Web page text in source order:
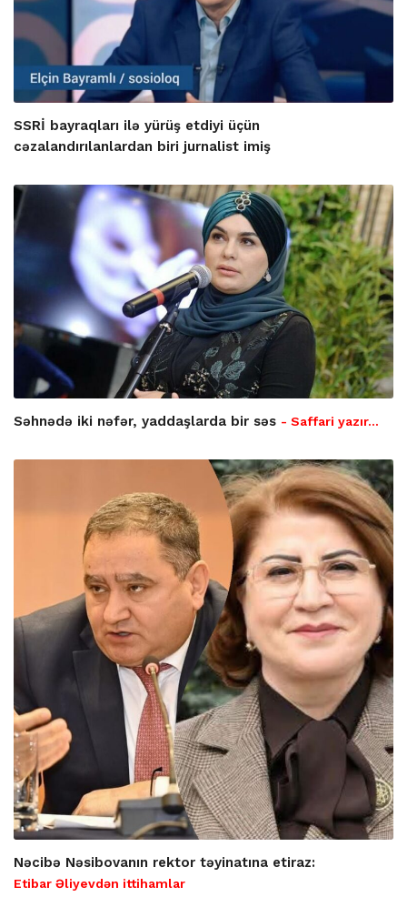
SSRİ bayraqları ilə yürüş etdiyi üçün
cəzalandırılanlardan biri jurnalist imiş
Səhnədə iki nəfər, yaddaşlarda bir səs - Saffari yazır…
Nəcibə Nəsibovanın rektor təyinatına etiraz:
Etibar Əliyevdən ittihamlar